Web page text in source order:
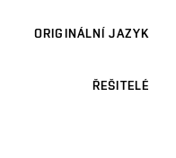
ORIGINÁLNÍ JAZYK
ŘEŠITELÉ